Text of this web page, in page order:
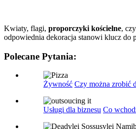
Kwiaty, flagi, proporczyki kościelne,
odpowiednia dekoracja stanowi klucz do
Polecane Pytania:
Żywność Czy można zrobić
Usługi dla biznesu Co